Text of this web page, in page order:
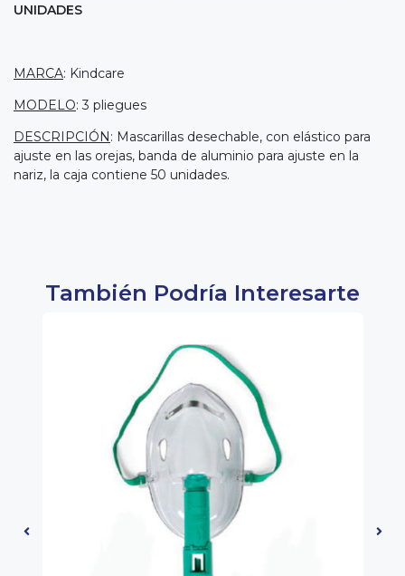
UNIDADES
MARCA: Kindcare
MODELO: 3 pliegues
DESCRIPCIÓN: Mascarillas desechable, con elástico para
ajuste en las orejas, banda de aluminio para ajuste en la
nariz, la caja contiene 50 unidades.
También Podría Interesarte